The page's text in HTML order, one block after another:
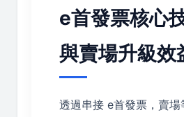
e首發票核心
與賣場升級效
透過串接 e首發票，賣場